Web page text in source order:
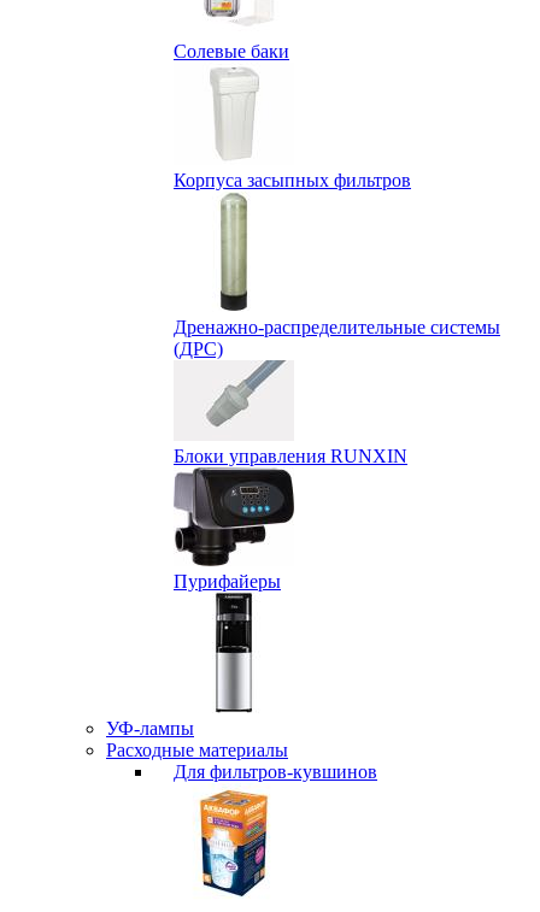
Солевые баки
Корпуса засыпных фильтров
Дренажно-распределительные системы
(ДРС)
Блоки управления RUNXIN
Пурифайеры
УФ-лампы
Расходные материалы
Для фильтров-кувшинов